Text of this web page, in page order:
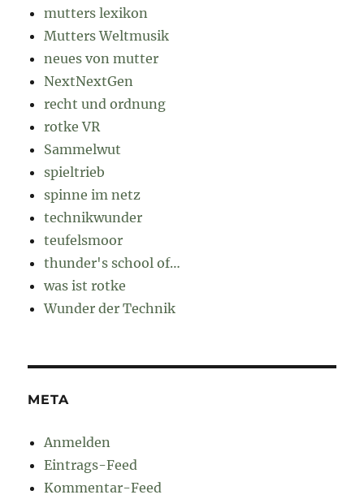
mutters lexikon
Mutters Weltmusik
neues von mutter
NextNextGen
recht und ordnung
rotke VR
Sammelwut
spieltrieb
spinne im netz
technikwunder
teufelsmoor
thunder's school of…
was ist rotke
Wunder der Technik
META
Anmelden
Eintrags-Feed
Kommentar-Feed